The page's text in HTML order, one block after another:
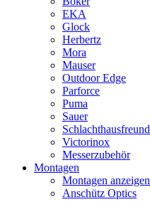
EKA
Glock
Herbertz
Mora
Mauser
Outdoor Edge
Parforce
Puma
Sauer
Schlachthausfreund
Victorinox
Messerzubehör
Montagen
Montagen anzeigen
Anschütz Optics